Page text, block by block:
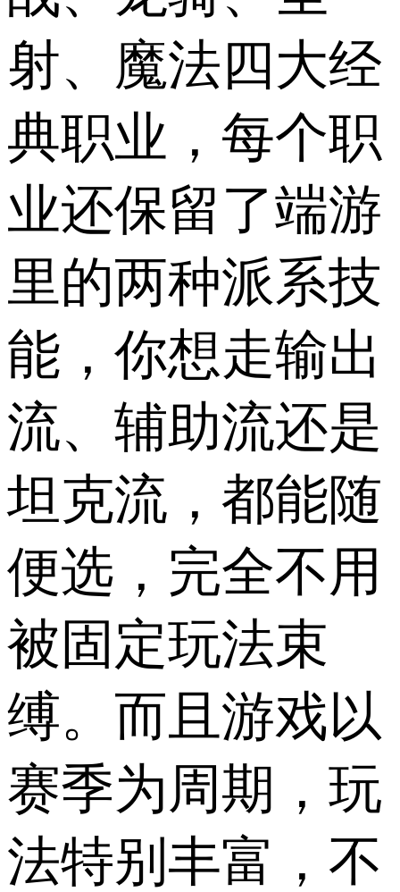
射、魔法四大经
典职业，每个职
业还保留了端游
里的两种派系技
能，你想走输出
流、辅助流还是
坦克流，都能随
便选，完全不用
被固定玩法束
缚。而且游戏以
赛季为周期，玩
法特别丰富，不